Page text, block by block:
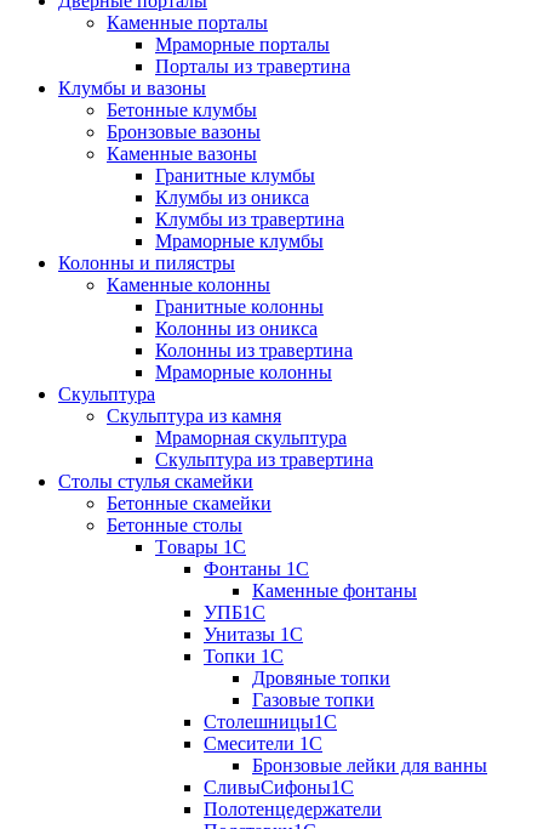
Каменные порталы
Мраморные порталы
Порталы из травертина
Клумбы и вазоны
Бетонные клумбы
Бронзовые вазоны
Каменные вазоны
Гранитные клумбы
Клумбы из оникса
Клумбы из травертина
Мраморные клумбы
Колонны и пилястры
Каменные колонны
Гранитные колонны
Колонны из оникса
Колонны из травертина
Мраморные колонны
Скульптура
Скульптура из камня
Мраморная скульптура
Скульптура из травертина
Столы стулья скамейки
Бетонные скамейки
Бетонные столы
Tовары 1C
Фонтаны 1C
Каменные фонтаны
УПБ1С
Унитазы 1С
Топки 1С
Дровяные топки
Газовые топки
Столешницы1С
Смесители 1С
Бронзовые лейки для ванны
СливыСифоны1С
Полотенцедержатели